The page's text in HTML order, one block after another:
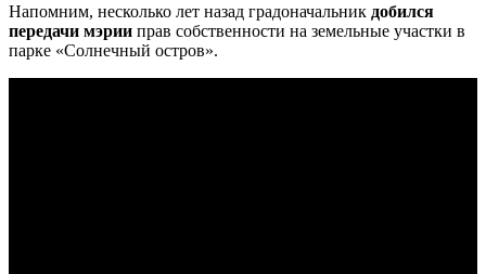
Напомним, несколько лет назад градоначальник добился
передачи мэрии прав собственности на земельные участки в
парке «Солнечный остров».